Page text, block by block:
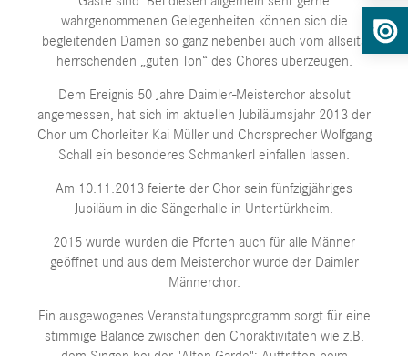
wahrgenommenen Gelegenheiten können sich die
begleitenden Damen so ganz nebenbei auch vom allseits
herrschenden „guten Ton“ des Chores überzeugen.
Dem Ereignis 50 Jahre Daimler-Meisterchor absolut
angemessen, hat sich im aktuellen Jubiläumsjahr 2013 der
Chor um Chorleiter Kai Müller und Chorsprecher Wolfgang
Schall ein besonderes Schmankerl einfallen lassen.
Am 10.11.2013 feierte der Chor sein fünfzigjähriges
Jubiläum in die Sängerhalle in Untertürkheim.
2015 wurde wurden die Pforten auch für alle Männer
geöffnet und aus dem Meisterchor wurde der Daimler
Männerchor.
Ein ausgewogenes Veranstaltungsprogramm sorgt für eine
stimmige Balance zwischen den Choraktivitäten wie z.B.